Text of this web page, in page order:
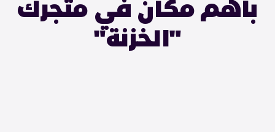
بأهم مكان في متجرك
"الخزنة"